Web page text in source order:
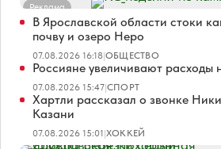
Реклама
В Ярославской области стоки
почву и озеро Неро
07.08.2026 16:18|ОБЩЕСТВО
Россияне увеличивают
07.08.2026 15:47|СПОРТ
Хартли рассказал о звонке
Казани
07.08.2026 15:01|ХОККЕЙ